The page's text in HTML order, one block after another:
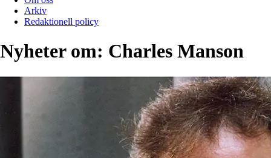
Arkiv
Redaktionell policy
Nyheter om: Charles Manson